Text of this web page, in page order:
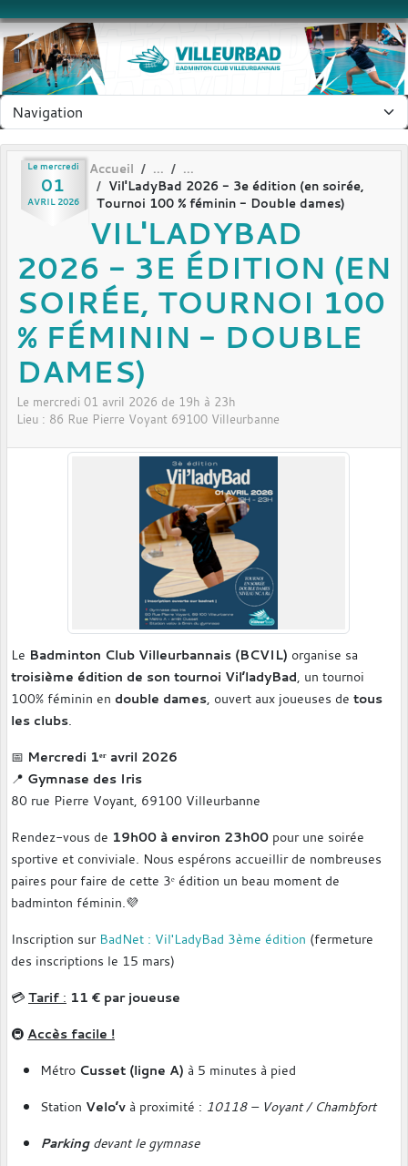
Le mercredi
01
AVRIL 2026
Accueil
Vil'LadyBad 2026 - 3e édition (en soirée,
Tournoi 100 % féminin - Double dames)
VIL'LADYBAD
2026 - 3E ÉDITION (EN
SOIRÉE, TOURNOI 100
% FÉMININ - DOUBLE
DAMES)
Le mercredi 01 avril 2026 de 19h à 23h
Lieu : 86 Rue Pierre Voyant 69100 Villeurbanne
Le Badminton Club Villeurbannais (BCVIL) organise sa
troisième édition de son tournoi Vil’ladyBad, un tournoi
100% féminin en double dames, ouvert aux joueuses de tous
les clubs.
📅 Mercredi 1ᵉʳ avril 2026
📍 Gymnase des Iris
80 rue Pierre Voyant, 69100 Villeurbanne
Rendez-vous de 19h00 à environ 23h00 pour une soirée
sportive et conviviale. Nous espérons accueillir de nombreuses
paires pour faire de cette 3ᵉ édition un beau moment de
badminton féminin.💜
Inscription surBadNet : Vil'LadyBad 3ème édition (fermeture
des inscriptions le 15 mars)
💳 Tarif : 11 € par joueuse
🚇 Accès facile !
Métro Cusset (ligne A) à 5 minutes à pied
Station Velo’v à proximité : 10118 – Voyant / Chambfort
Parking devant le gymnase